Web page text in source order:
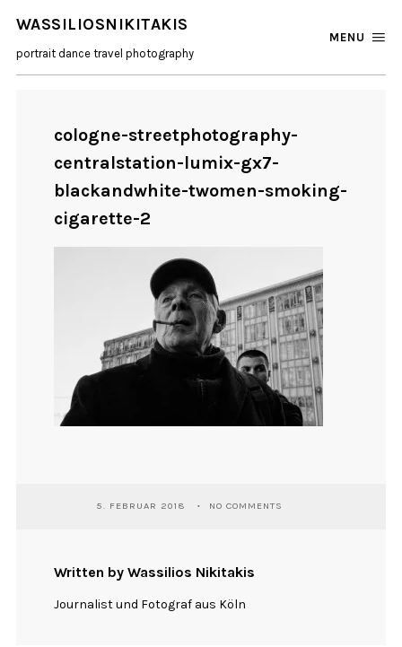
WASSILIOSNIKITAKIS
portrait dance travel photography
MENU
cologne-streetphotography-
centralstation-lumix-gx7-
blackandwhite-twomen-smoking-
cigarette-2
5. FEBRUAR 2018 NO COMMENTS
Written by Wassilios Nikitakis
Journalist und Fotograf aus Köln